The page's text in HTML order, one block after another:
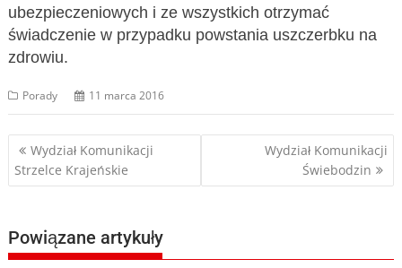
ubezpieczeniowych i ze wszystkich otrzymać
świadczenie w przypadku powstania uszczerbku na
zdrowiu.
Porady 11 marca 2016
Nawigacja
wpisu
Wydział Komunikacji
Strzelce Krajeńskie
Wydział Komunikacji
Świebodzin
Powiązane artykuły